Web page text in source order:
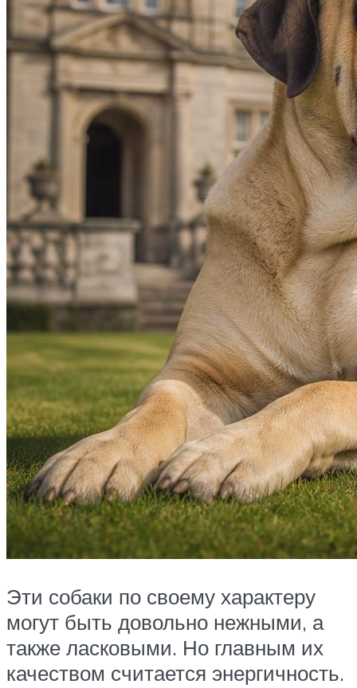
Эти собаки по своему характеру
могут быть довольно нежными, а
также ласковыми. Но главным их
качеством считается энергичность.